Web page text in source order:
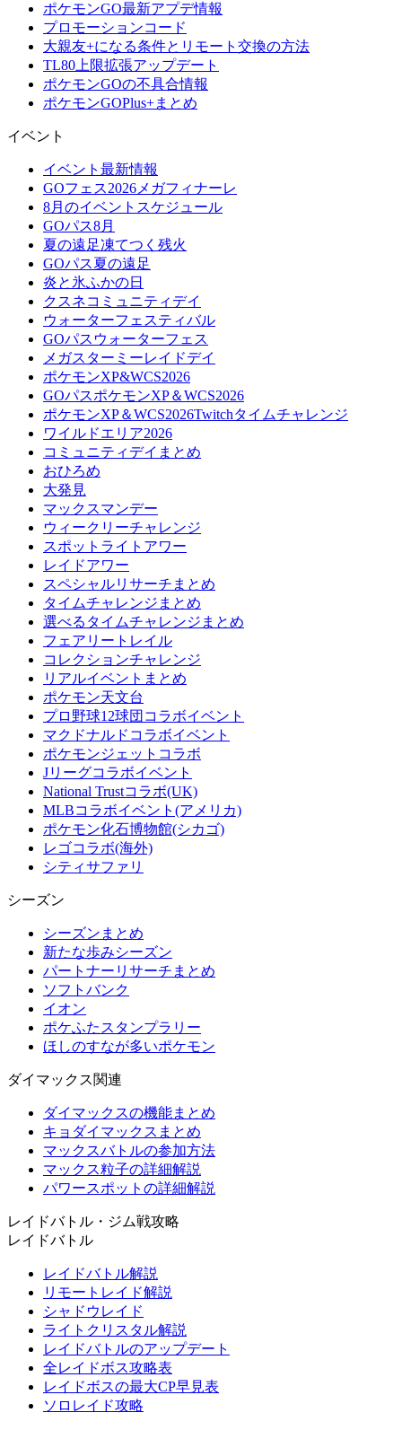
ポケモンGO最新アプデ情報
プロモーションコード
大親友+になる条件とリモート交換の方法
TL80上限拡張アップデート
ポケモンGOの不具合情報
ポケモンGOPlus+まとめ
イベント
イベント最新情報
GOフェス2026メガフィナーレ
8月のイベントスケジュール
GOパス8月
夏の遠足凍てつく残火
GOパス夏の遠足
炎と氷ふかの日
クスネコミュニティデイ
ウォーターフェスティバル
GOパスウォーターフェス
メガスターミーレイドデイ
ポケモンXP&WCS2026
GOパスポケモンXP＆WCS2026
ポケモンXP＆WCS2026Twitchタイムチャレンジ
ワイルドエリア2026
コミュニティデイまとめ
おひろめ
大発見
マックスマンデー
ウィークリーチャレンジ
スポットライトアワー
レイドアワー
スペシャルリサーチまとめ
タイムチャレンジまとめ
選べるタイムチャレンジまとめ
フェアリートレイル
コレクションチャレンジ
リアルイベントまとめ
ポケモン天文台
プロ野球12球団コラボイベント
マクドナルドコラボイベント
ポケモンジェットコラボ
Jリーグコラボイベント
National Trustコラボ(UK)
MLBコラボイベント(アメリカ)
ポケモン化石博物館(シカゴ)
レゴコラボ(海外)
シティサファリ
シーズン
シーズンまとめ
新たな歩みシーズン
パートナーリサーチまとめ
ソフトバンク
イオン
ポケふたスタンプラリー
ほしのすなが多いポケモン
ダイマックス関連
ダイマックスの機能まとめ
キョダイマックスまとめ
マックスバトルの参加方法
マックス粒子の詳細解説
パワースポットの詳細解説
レイドバトル・ジム戦攻略
レイドバトル
レイドバトル解説
リモートレイド解説
シャドウレイド
ライトクリスタル解説
レイドバトルのアップデート
全レイドボス攻略表
レイドボスの最大CP早見表
ソロレイド攻略